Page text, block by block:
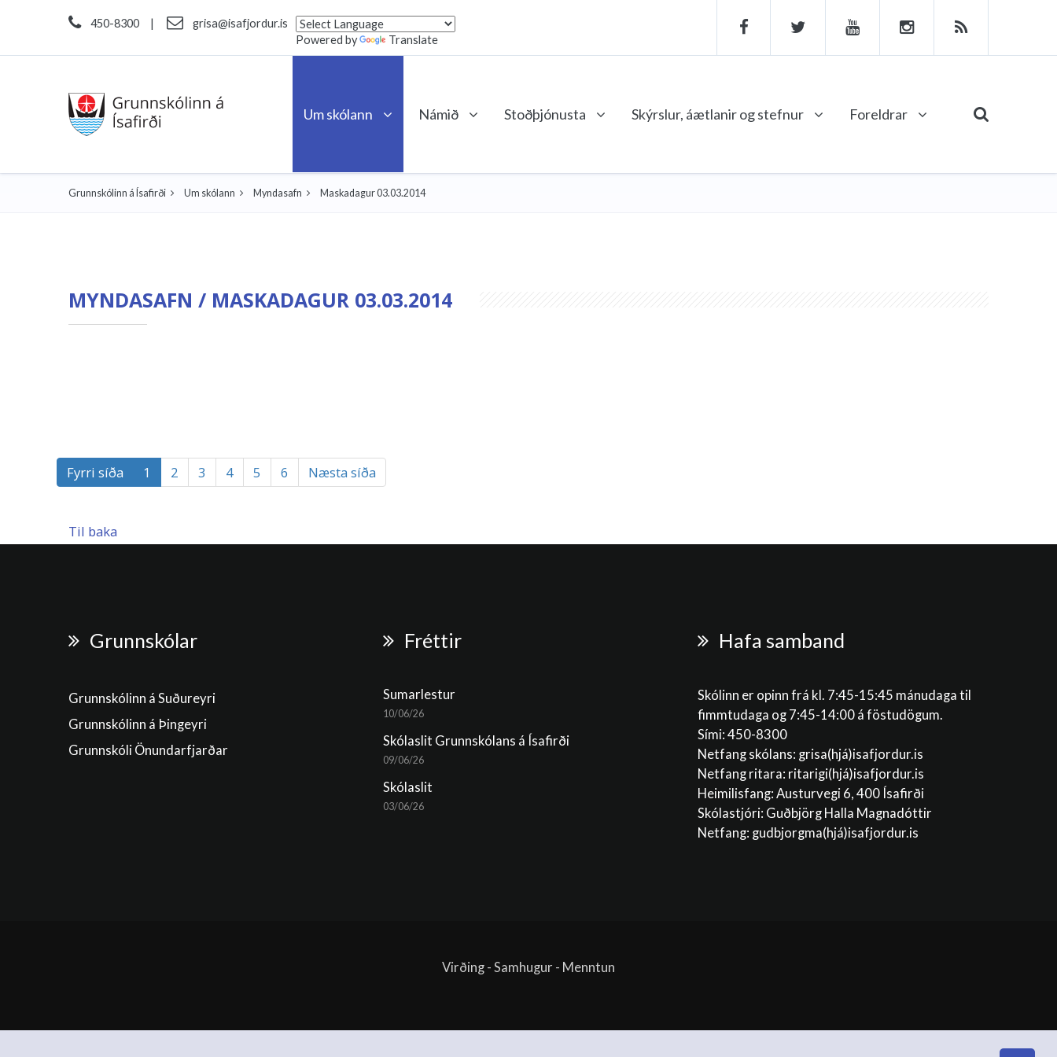
450-8300 |
grisa@isafjordur.is
Powered by
Translate
Um skólann Námið Stoðþjónusta Skýrslur, áætlanir og stefnur Foreldrar
Grunnskólinn á Ísafirði Um skólann Myndasafn Maskadagur 03.03.2014
MYNDASAFN / MASKADAGUR 03.03.2014
Fyrri síða 1 2 3 4 5 6 Næsta síða
Til baka
Grunnskólar
Grunnskólinn á Suðureyri
Grunnskólinn á Þingeyri
Grunnskóli Önundarfjarðar
Fréttir
Sumarlestur
10/06/26
Skólaslit Grunnskólans á Ísafirði
09/06/26
Skólaslit
03/06/26
Hafa samband
Skólinn er opinn frá kl. 7:45-15:45 mánudaga til
fimmtudaga og 7:45-14:00 á föstudögum.
Sími: 450-8300
Netfang skólans: grisa(hjá)isafjordur.is
Netfang ritara: ritarigi(hjá)isafjordur.is
Heimilisfang: Austurvegi 6, 400 Ísafirði
Skólastjóri: Guðbjörg Halla Magnadóttir
Netfang: gudbjorgma(hjá)isafjordur.is
Virðing - Samhugur - Menntun